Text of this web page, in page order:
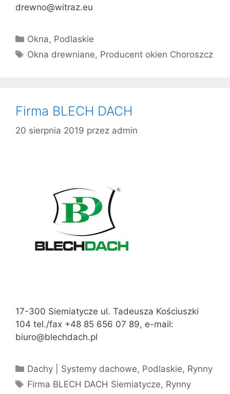
drewno@witraz.eu
Kategorie
Okna, Podlaskie
Tagi
Okna drewniane, Producent okien Choroszcz
Firma BLECH DACH
20 sierpnia 2019 przez admin
17-300 Siemiatycze ul. Tadeusza Kościuszki
104 tel./fax +48 85 656 07 89, e-mail:
biuro@blechdach.pl
Kategorie
Dachy | Systemy dachowe, Podlaskie, Rynny
Tagi
Firma BLECH DACH Siemiatycze, Rynny